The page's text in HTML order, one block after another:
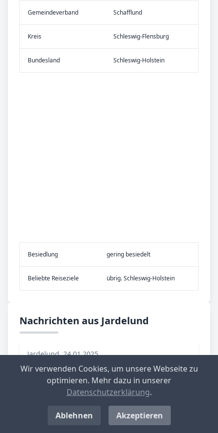
Gemeinde­verband Schafflund
Kreis Schleswig-Flensburg
Bundes­land Schleswig-Holstein
Be­sied­lung gering besiedelt
Be­lieb­te Rei­se­zie­le übrig. Schleswig-Holstein
Nachrichten aus Jardelund
Jardelund, 24.01.2025
Jardel und, Hörup und Weesby: Drei
Kommunen streichen Grundsteuer B
komplett
Jardelund, Hörup und Weesby im Norden
des Kreises Schleswig-Flensburg haben
Wir verwenden Cookies, um unsere Webseite zu
optimieren. Mehr dazu in unserer
Datenschutzerklärung.
Ablehnen Akzeptieren